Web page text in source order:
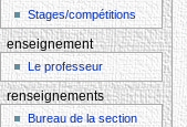
Stages/compétitions
enseignement
Le professeur
renseignements
Bureau de la section